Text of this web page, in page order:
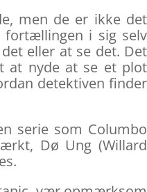
men de er ikke det
fortællingen i sig selv
eller at se det. Det
at nyde at se et plot
detektiven finder
serie som Columbo
Dø Ung (Willard